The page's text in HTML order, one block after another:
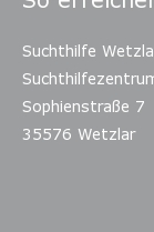
Suchthilfe
Sophienstraße 7
35576 Wetzlar